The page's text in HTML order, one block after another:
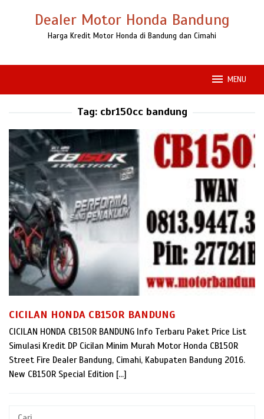
Dealer Motor Honda Bandung
Harga Kredit Motor Honda di Bandung dan Cimahi
MENU
Tag: cbr150cc bandung
CICILAN HONDA CB150R BANDUNG
CICILAN HONDA CB150R BANDUNG Info Terbaru Paket Price List
Simulasi Kredit DP Cicilan Minim Murah Motor Honda CB150R
Street Fire Dealer Bandung, Cimahi, Kabupaten Bandung 2016.
New CB150R Special Edition […]
Cari